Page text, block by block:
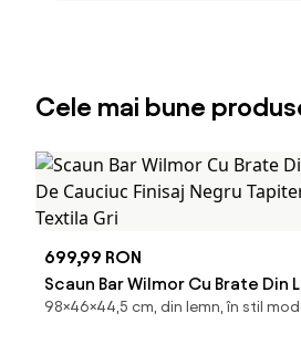
Cele mai bune
699,99 RON
Scaun Bar Wilmor Cu Brate Din
Cauciuc Finisaj Negru Tapiterie
98×46×44,5 cm, din lemn, în stil